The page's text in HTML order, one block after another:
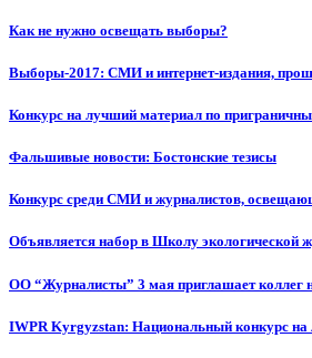
Как не нужно освещать выборы?
Выборы-2017: СМИ и интернет-издания,
Конкурс на лучший материал по
Фальшивые новости: Бостонские тезисы
Конкурс среди СМИ и журналистов,
Объявляется набор в Школу экологической
ОО “Журналисты” 3 мая приглашает коллег
IWPR Kyrgyzstan: Национальный конкурс на